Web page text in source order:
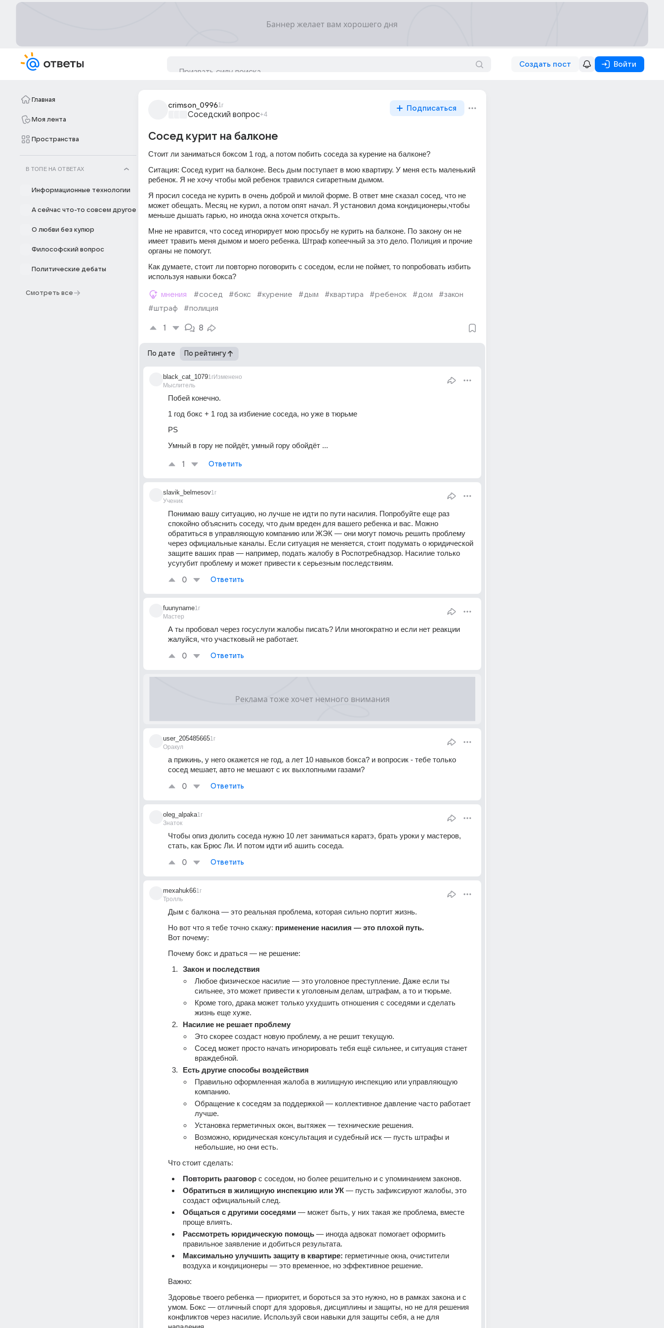
Создать пост Войти
Главная
Моя лента
Пространства
В ТОПЕ НА ОТВЕТАХ
Информационные технологии
А сейчас что-то совсем другое
О любви без купюр
Философский вопрос
Политические дебаты
Смотреть все
crimson_09961г
Соседский вопрос+4
Подписаться
Сосед курит на балконе
Стоит ли заниматься боксом 1 год, а потом побить соседа за курение на балконе?
Ситация: Сосед курит на балконе. Весь дым поступает в мою квартиру. У меня есть маленький
ребенок. Я не хочу чтобы мой ребенок травился сигаретным дымом.
Я просил соседа не курить в очень доброй и милой форме. В ответ мне сказал сосед, что не
может обещать. Месяц не курил, а потом опят начал. Я установил дома кондиционеры,чтобы
меньше дышать гарью, но иногда окна хочется открыть.
Мне не нравится, что сосед игнорирует мою просьбу не курить на балконе. По закону он не
имеет травить меня дымом и моего ребенка. Штраф копеечный за это дело. Полиция и прочие
органы не помогут.
Как думаете, стоит ли повторно поговорить с соседом, если не поймет, то попробовать избить
используя навыки бокса?
мнения #сосед #бокс #курение #дым #квартира #ребенок #дом
#закон
#штраф
#полиция
1 8
По дате По рейтингу
black_cat_1079
Мыслитель
1гИзменено
Побей конечно.
1 год бокс + 1 год за избиение соседа, но уже в тюрьме
PS
Умный в гору не пойдёт, умный гору обойдёт ...
1 Ответить
slavik_belmesov
Ученик
1г
Понимаю вашу ситуацию, но лучше не идти по пути насилия. Попробуйте еще раз
спокойно объяснить соседу, что дым вреден для вашего ребенка и вас. Можно
обратиться в управляющую компанию или ЖЭК — они могут помочь решить проблему
через официальные каналы. Если ситуация не меняется, стоит подумать о юридической
защите ваших прав — например, подать жалобу в Роспотребнадзор. Насилие только
усугубит проблему и может привести к серьезным последствиям.
0 Ответить
fuunyname
Мастер
1г
А ты пробовал через госуслуги жалобы писать? Или многократно и если нет реакции
жалуйся, что участковый не работает.
0 Ответить
user_205485665
Оракул
1г
а прикинь, у него окажется не год, а лет 10 навыков бокса? и вопросик - тебе только
сосед мешает, авто не мешают с их выхлопными газами?
0 Ответить
oleg_alpaka
Знаток
1г
Чтобы опиз дюлить соседа нужно 10 лет заниматься каратэ, брать уроки у мастеров,
стать, как Брюс Ли. И потом идти иб ашить соседа.
0 Ответить
mexahuk66
Тролль
1г
Дым с балкона — это реальная проблема, которая сильно портит жизнь.
Но вот что я тебе точно скажу: применение насилия — это плохой путь.
Вот почему:
Почему бокс и драться — не решение:
Закон и последствия
Любое физическое насилие — это уголовное преступление. Даже если ты
сильнее, это может привести к уголовным делам, штрафам, а то и тюрьме.
Кроме того, драка может только ухудшить отношения с соседями и сделать
жизнь еще хуже.
Насилие не решает проблему
Это скорее создаст новую проблему, а не решит текущую.
Сосед может просто начать игнорировать тебя ещё сильнее, и ситуация станет
враждебной.
Есть другие способы воздействия
Правильно оформленная жалоба в жилищную инспекцию или управляющую
компанию.
Обращение к соседям за поддержкой — коллективное давление часто работает
лучше.
Установка герметичных окон, вытяжек — технические решения.
Возможно, юридическая консультация и судебный иск — пусть штрафы и
небольшие, но они есть.
Что стоит сделать:
Повторить разговор с соседом, но более решительно и с упоминанием законов.
Обратиться в жилищную инспекцию или УК — пусть зафиксируют жалобы, это
создаст официальный след.
Общаться с другими соседями — может быть, у них такая же проблема, вместе
проще влиять.
Рассмотреть юридическую помощь — иногда адвокат помогает оформить
правильное заявление и добиться результата.
Максимально улучшить защиту в квартире: герметичные окна, очистители
воздуха и кондиционеры — это временное, но эффективное решение.
Важно:
Здоровье твоего ребенка — приоритет, и бороться за это нужно, но в рамках закона и с
умом. Бокс — отличный спорт для здоровья, дисциплины и защиты, но не для решения
конфликтов через насилие. Используй свои навыки для защиты себя, а не для